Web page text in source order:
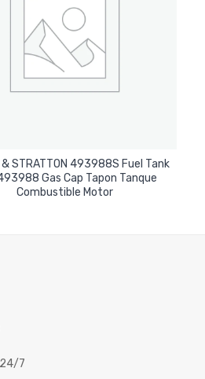
& STRATTON 493988S Fuel Tank
Gas Cap Tapon Tanque
Combustible Motor
Leer Más
24/7